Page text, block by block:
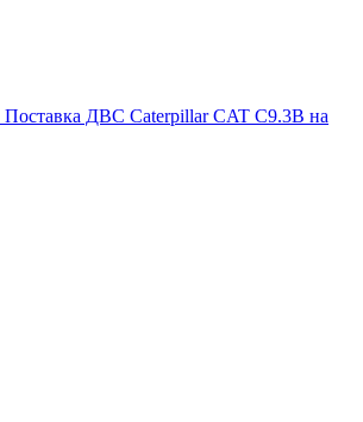
Поставка ДВС Caterpillar CAT C9.3B на